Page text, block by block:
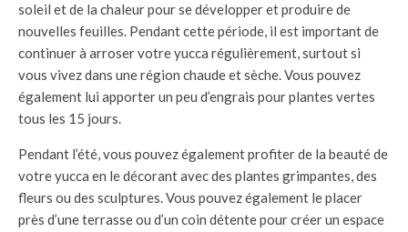
soleil et de la chaleur pour se développer et produire de
nouvelles feuilles. Pendant cette période, il est important de
continuer à arroser votre yucca régulièrement, surtout si
vous vivez dans une région chaude et sèche. Vous pouvez
également lui apporter un peu d’engrais pour plantes vertes
tous les 15 jours.
Pendant l’été, vous pouvez également profiter de la beauté de
votre yucca en le décorant avec des plantes grimpantes, des
fleurs ou des sculptures. Vous pouvez également le placer
près d’une terrasse ou d’un coin détente pour créer un espace